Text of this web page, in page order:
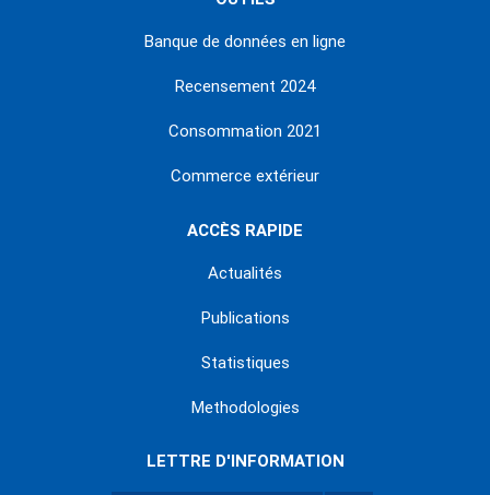
Banque de données en ligne
Recensement 2024
Consommation 2021
Commerce extérieur
ACCÈS RAPIDE
Actualités
Publications
Statistiques
Methodologies
LETTRE D'INFORMATION